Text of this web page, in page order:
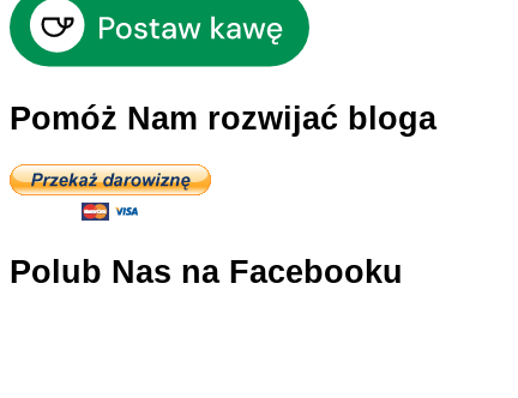
Pomóż Nam rozwijać bloga
Polub Nas na Facebooku